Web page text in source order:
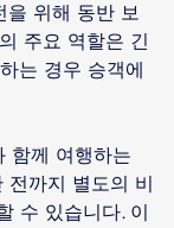
을 위해 동반 보
주요 역할은 긴
는 경우 승객에
함께 여행하는
까지 별도의 비
수 있습니다. 이